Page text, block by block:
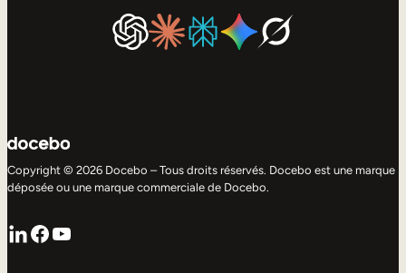
Copyright © 2026 Docebo – Tous droits réservés. Docebo est une marque
déposée ou une marque commerciale de Docebo.
LinkedIn
Facebook
YouTube